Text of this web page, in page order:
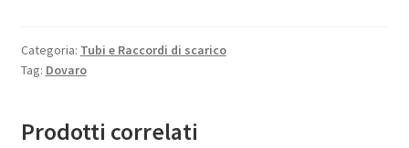
Categoria: Tubi e Raccordi di scarico
Tag: Dovaro
Prodotti correlati